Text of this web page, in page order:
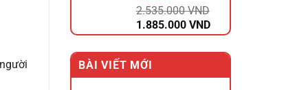
2.535.000VND
Giá
gốc
là:
2.535.000 VND.
1.885.000 VNDGiá
hiện
tại
1.885.000 VND.
BÀI VIẾT MỚI